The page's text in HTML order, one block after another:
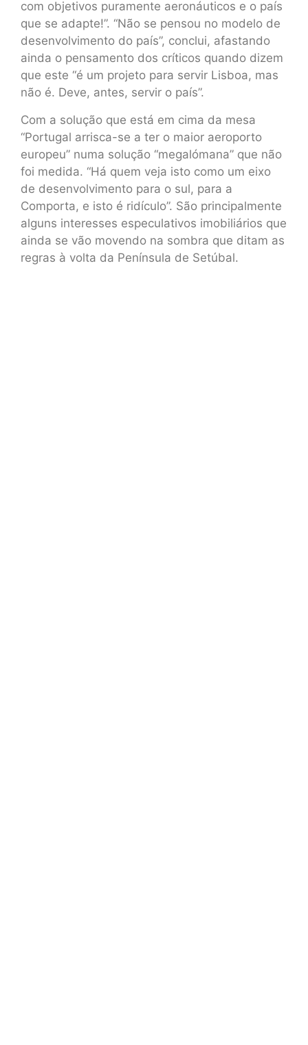
com objetivos puramente aeronáuticos e o país
que se adapte!”. “Não se pensou no modelo de
desenvolvimento do país”, conclui, afastando
ainda o pensamento dos críticos quando dizem
que este “é um projeto para servir Lisboa, mas
não é. Deve, antes, servir o país”.
Com a solução que está em cima da mesa
“Portugal arrisca-se a ter o maior aeroporto
europeu” numa solução “megalómana” que não
foi medida. “Há quem veja isto como um eixo
de desenvolvimento para o sul, para a
Comporta, e isto é ridículo”. São principalmente
alguns interesses especulativos imobiliários que
ainda se vão movendo na sombra que ditam as
regras à volta da Península de Setúbal.